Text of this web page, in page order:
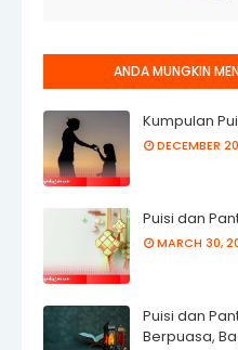
ANDA MUNGKIN
Kumpulan
DECEMBER
Puisi dan
MARCH 30,
Puisi dan
Berpuasa,